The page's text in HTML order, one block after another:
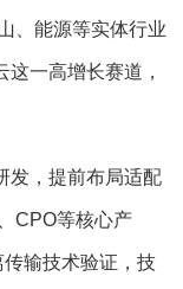
、能源等实体行业
一高增长赛道，
发，提前布局适配
CPO等核心产
传输技术验证，技